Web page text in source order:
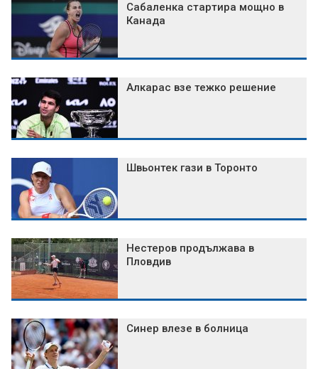
Сабаленка стартира мощно в
Канада
Алкарас взе тежко решение
Швьонтек гази в Торонто
Нестеров продължава в
Пловдив
Синер влезе в болница